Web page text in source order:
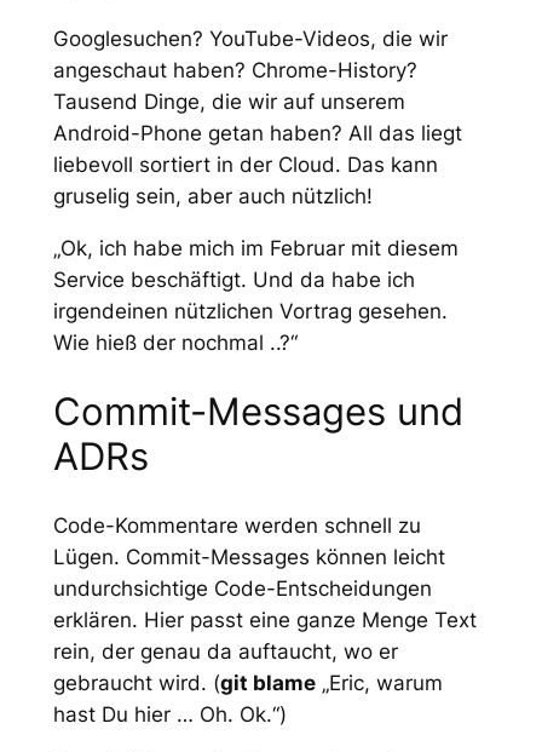
Googlesuchen? YouTube-Videos, die wir
angeschaut haben? Chrome-History?
Tausend Dinge, die wir auf unserem
Android-Phone getan haben? All das liegt
liebevoll sortiert in der Cloud. Das kann
gruselig sein, aber auch nützlich!
„Ok, ich habe mich im Februar mit diesem
Service beschäftigt. Und da habe ich
irgendeinen nützlichen Vortrag gesehen.
Wie hieß der nochmal ..?“
Commit-Messages und
ADRs
Code-Kommentare werden schnell zu
Lügen. Commit-Messages können leicht
undurchsichtige Code-Entscheidungen
erklären. Hier passt eine ganze Menge Text
rein, der genau da auftaucht, wo er
gebraucht wird. (git blame„Eric, warum
hast Du hier … Oh. Ok.“)